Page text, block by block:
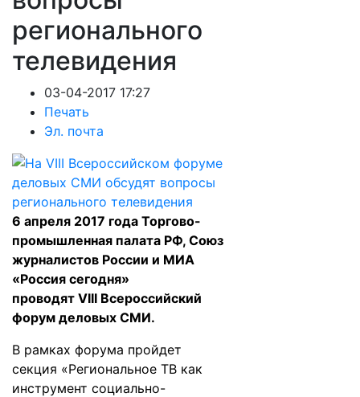
регионального
телевидения
03-04-2017 17:27
Печать
Эл. почта
6 апреля 2017 года Торгово-
промышленная палата РФ, Союз
журналистов России и МИА
«Россия сегодня»
проводят VIII Всероссийский
форум деловых СМИ.
В рамках форума пройдет
секция «Региональное ТВ как
инструмент социально-